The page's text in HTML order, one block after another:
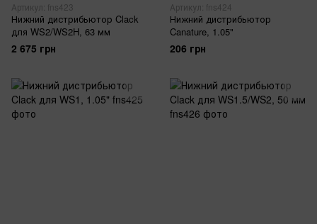
Артикул: fns423
Нижний дистрибьютор Clack
для WS2/WS2H, 63 мм
2 675 грн
Артикул: fns424
Нижний дистрибьютор
Canature, 1.05"
206 грн